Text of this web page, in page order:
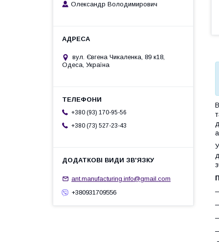
Олександр Володимирович
вул. Євгена Чикаленка, 89 к18,
Одеса, Україна
+380 (93) 170-95-56
+380 (73) 527-23-43
ant.manufacturing.info@gmail.com
+380931709556